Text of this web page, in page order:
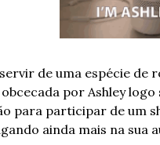
de uma espécie de
por Ashley
para participar de um
ainda mais na sua